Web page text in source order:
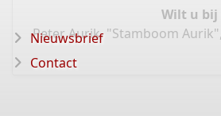
Wilt u bij
Peter Aurik, "Stamboom
Nieuwsbrief
Contact